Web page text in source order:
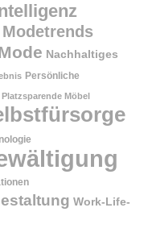
Modetrends
Nachhaltiges
Persönliche
Platzsparende Möbel
Work-Life-